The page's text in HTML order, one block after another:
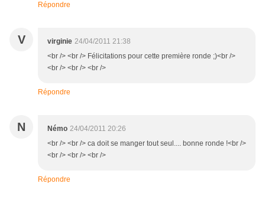
Répondre
V virginie 24/04/2011 21:38
<br /> <br /> Félicitations pour cette première ronde ;)<br />
<br /> <br /> <br />
Répondre
N Némo 24/04/2011 20:26
<br /> <br /> ca doit se manger tout seul.... bonne ronde !<br />
<br /> <br /> <br />
Répondre